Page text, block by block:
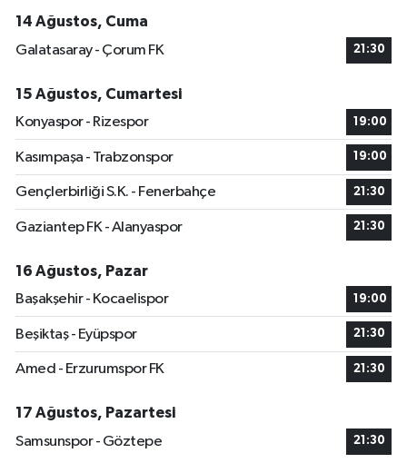
14 Ağustos, Cuma
Galatasaray - Çorum FK
21:30
15 Ağustos, Cumartesi
Konyaspor - Rizespor
19:00
Kasımpaşa - Trabzonspor 19:00
Gençlerbirliği S.K. - Fenerbahçe 21:30
Gaziantep FK - Alanyaspor 21:30
16 Ağustos, Pazar
Başakşehir - Kocaelispor
19:00
Beşiktaş - Eyüpspor 21:30
Amed - Erzurumspor FK 21:30
17 Ağustos, Pazartesi
Samsunspor - Göztepe
21:30